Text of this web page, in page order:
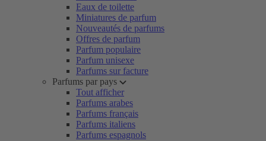
Eaux de toilette
Miniatures de parfum
Nouveautés de parfums
Offres de parfum
Parfum populaire
Parfum unisexe
Parfums sur facture
Parfums par pays
Tout afficher
Parfums arabes
Parfums français
Parfums italiens
Parfums espagnols